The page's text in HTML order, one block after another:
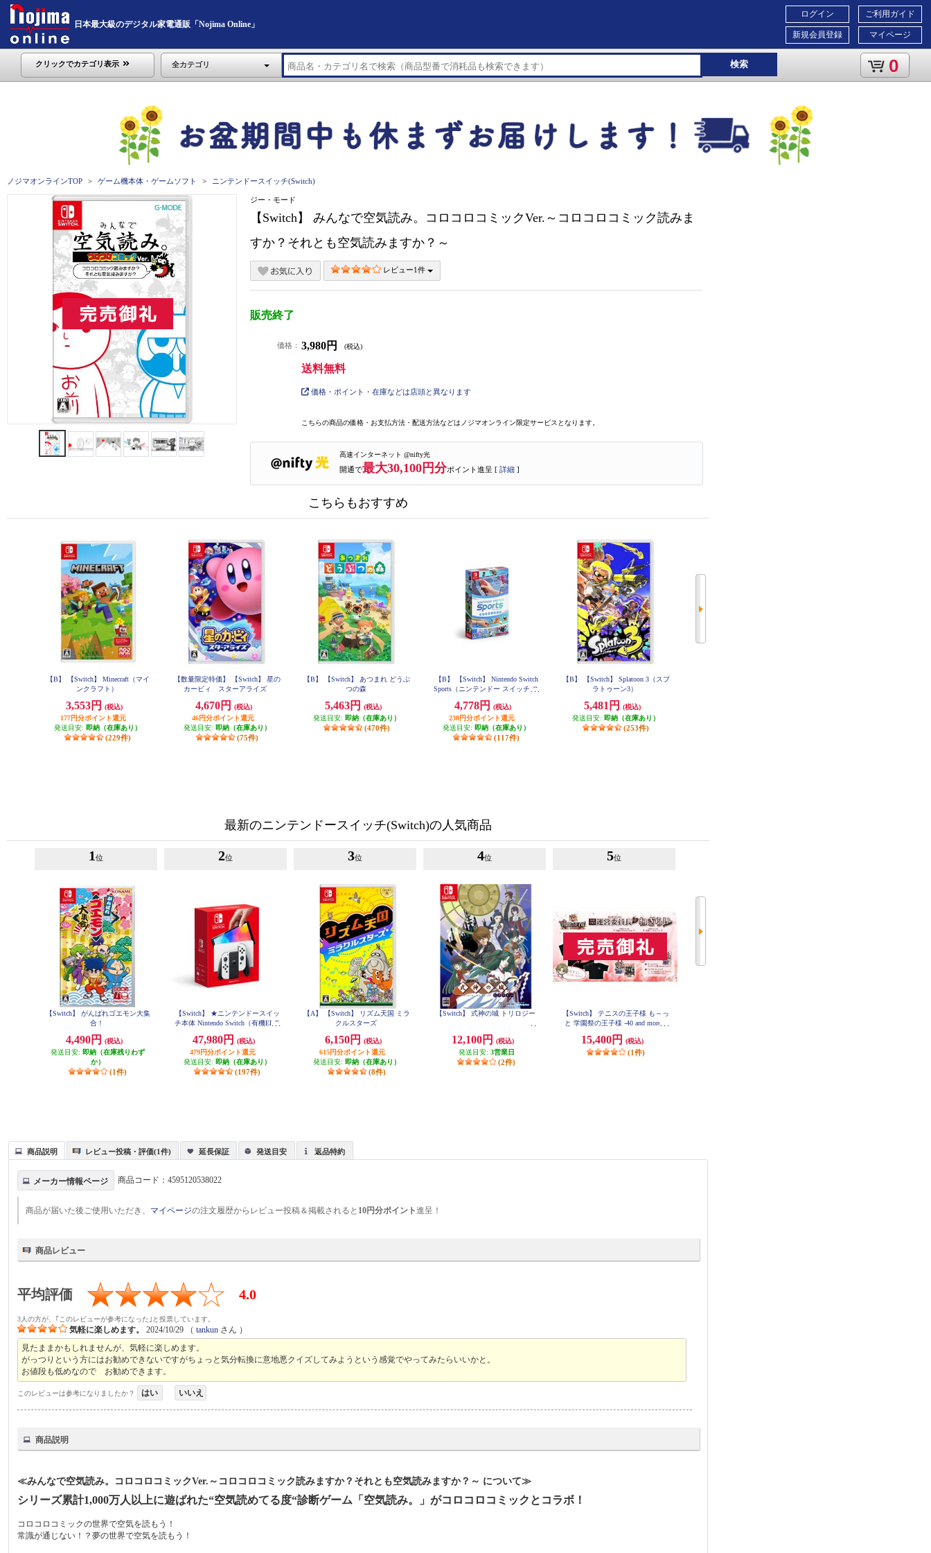
日本最大級のデジタル家電通販「Nojima Online」
ご利用ガイド
マイページ
ログイン
新規会員登録
クリックでカテゴリ表示 全カテゴリ 検索 0
ノジマオンラインTOP ゲーム機本体・ゲームソフト ニンテンドースイッチ(Switch)
ジー・モード
【Switch】 みんなで空気読み。コロコロコミックVer.～コロコロコミック読みま
すか？それとも空気読みますか？～
レビュー1件
販売終了
価格： 3,980円 (税込)
送料無料
価格・ポイント・在庫などは店頭と異なります
こちらの商品の価格・お支払方法・配送方法などはノジマオンライン限定サービスとなります。
高速インターネット @nifty光
開通で最大30,100円分ポイント進呈 [ 詳細 ]
こちらもおすすめ
【B】 【Switch】 Minecraft（マイ
ンクラフト）
3,553円
(税込)
177円分ポイント還元
発送目安: 即納（在庫あり）
(229件)
【数量限定特価】 【Switch】 星の
カービィ スターアライズ
4,670円
(税込)
46円分ポイント還元
発送目安: 即納（在庫あり）
(75件)
【B】 【Switch】 あつまれ どうぶ
つの森
5,463円
(税込)
発送目安: 即納（在庫あり）
(470件)
【B】 【Switch】 Nintendo Switch
Sports（ニンテンドー スイッチ ス
4,778円
(税込)
238円分ポイント還元
発送目安: 即納（在庫あり）
(117件)
【B】 【Switch】 Splatoon 3（スプ
ラトゥーン3）
5,481円
(税込)
発送目安: 即納（在庫あり）
(253件)
最新のニンテンドースイッチ(Switch)の人気商品
1 位
【Switch】 がんばれゴエモン大集
合！
4,490円
(税込)
発送目安: 即納（在庫残りわず
か）
(1件)
2位
【Switch】 ★ニンテンドースイッ
チ本体 Nintendo Switch（有機ELモ
47,980円
(税込)
479円分ポイント還元
発送目安: 即納（在庫あり）
(197件)
3位
【A】 【Switch】 リズム天国 ミラ
クルスターズ
6,150円
(税込)
615円分ポイント還元
発送目安: 即納（在庫あり）
(8件)
4位
【Switch】 式神の城 トリロジー
12,100円
(税込)
発送目安: 3営業日
(2件)
5位
【Switch】 テニスの王子様 も～っ
と 学園祭の王子様 -40 and more...
らいエディション
15,400円 (税込)
(1件)
商品説明 レビュー投稿・評価(1件) 延長保証 発送目安 返品特約
メーカー情報ページ 商品コード：4595120538022
商品が届いた後ご使用いただき、 マイページの注文履歴からレビュー投稿＆掲載されると 10円分ポイント進呈！
商品レビュー
平均評価 4.0
3人の方が、｢このレビューが参考になった｣と投票しています。
気軽に楽しめます。 2024/10/29 （tankun さん ）
見たままかもしれませんが、気軽に楽しめます。
がっつりという方にはお勧めできないですがちょっと気分転換に意地悪クイズしてみようという感覚でやってみたらいいかと。
お値段も低めなので お勧めできます。
このレビューは参考になりましたか？ はい いいえ
商品説明
≪みんなで空気読み。コロコロコミックVer.～コロコロコミック読みますか？それとも空気読みますか？～ について≫
シリーズ累計1,000万人以上に遊ばれた“空気読めてる度“診断ゲーム「空気読み。」がコロコロコミックとコラボ！
コロコロコミックの世界で空気を読もう！
常識が通じない！？夢の世界で空気を読もう！